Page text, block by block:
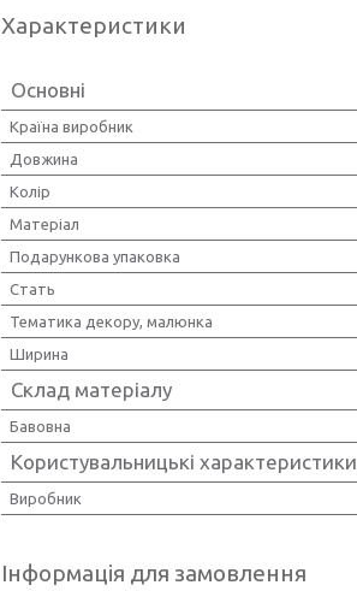
Характеристики
Основні
Країна виробник
Довжина
Колір
Матеріал
Подарункова упаковка
Стать
Тематика декору, малюнка
Ширина
Склад матеріалу
Бавовна
Користувальницькі характеристики
Виробник
Інформація для замовлення